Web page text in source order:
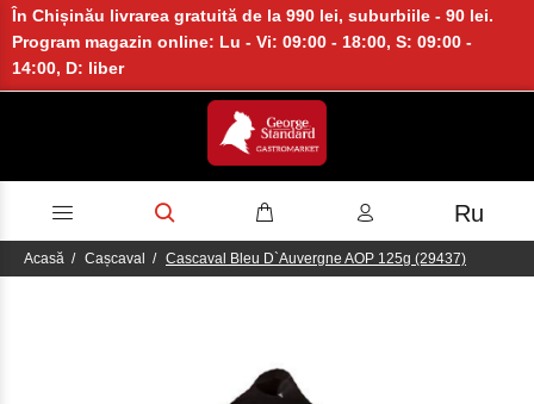
În Chișinău livrarea gratuită de la 990 lei, suburbiile - 90 lei.
Program magazin online: Lu - Vi: 09:00 - 18:00, S: 09:00 -
14:00, D: liber
Ru
Acasă Cașcaval Cascaval Bleu D`Auvergne AOP 125g (29437)